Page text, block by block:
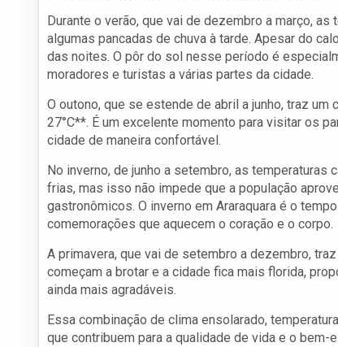
Durante o verão, que vai de dezembro a março,
algumas pancadas de chuva à tarde. Apesar do
das noites. O pôr do sol nesse período é
moradores e turistas a várias partes da cidade.
O outono, que se estende de abril a junho, traz
27°C**. É um excelente momento para visitar os
cidade de maneira confortável.
No inverno, de junho a setembro, as temperaturas
frias, mas isso não impede que a população
gastronômicos. O inverno em Araraquara é o
comemorações que aquecem o coração e o corpo.
A primavera, que vai de setembro a dezembro,
começam a brotar e a cidade fica mais florida,
ainda mais agradáveis.
Essa combinação de clima ensolarado,
que contribuem para a qualidade de vida e o